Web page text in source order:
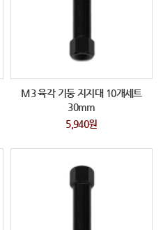
M3 육각 기둥 지지대 10개세트
30mm
5,940원